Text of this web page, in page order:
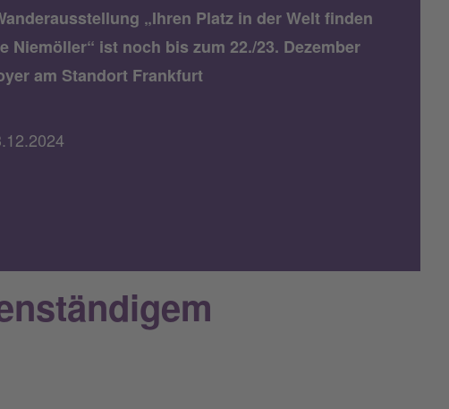
„Ihren Platz in der Welt finden
Niemöller“ ist noch bis zum 22./23. Dezember
am Standort Frankfurt